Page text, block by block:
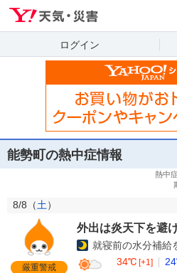
ログイン
能勢町の熱中症情報
8/8（土）
厳重警戒
外出は炎天下を避
就寝前の水分補給
34℃ [+1]